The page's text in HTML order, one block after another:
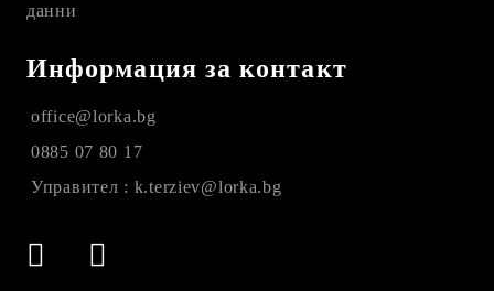
данни
Информация за контакт
office@lorka.bg
0885 07 80 17
Управител : k.terziev@lorka.bg